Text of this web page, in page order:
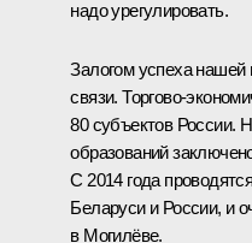
надо урегулировать.
Залогом успеха нашей
связи. Торгово-
80 субъектов России.
образований
С 2014 года
Беларуси и России, и
в Могилёве.